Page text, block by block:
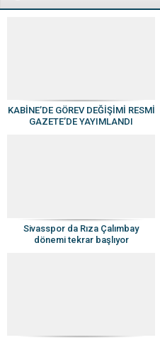
KABİNE’DE GÖREV DEĞİŞİMİ RESMİ
GAZETE’DE YAYIMLANDI
Sivasspor da Rıza Çalımbay
dönemi tekrar başlıyor